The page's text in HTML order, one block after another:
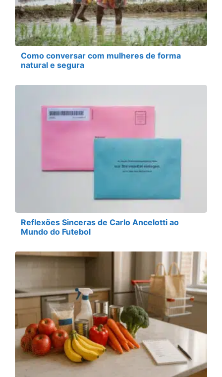
Como conversar com mulheres de forma
natural e segura
Reflexões Sinceras de Carlo Ancelotti ao
Mundo do Futebol